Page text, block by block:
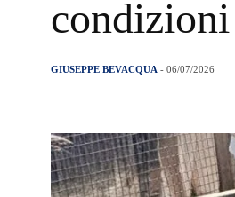
condizioni
GIUSEPPE BEVACQUA - 06/07/2026